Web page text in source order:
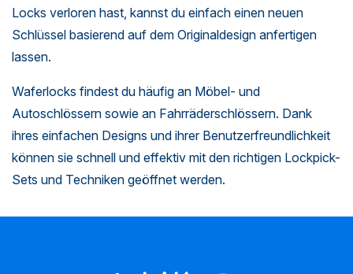
Locks verloren hast, kannst du einfach einen neuen
Schlüssel basierend auf dem Originaldesign anfertigen
lassen.
Waferlocks findest du häufig an Möbel- und
Autoschlössern sowie an Fahrräderschlössern. Dank
ihres einfachen Designs und ihrer Benutzerfreundlichkeit
können sie schnell und effektiv mit den richtigen Lockpick-
Sets und Techniken geöffnet werden.